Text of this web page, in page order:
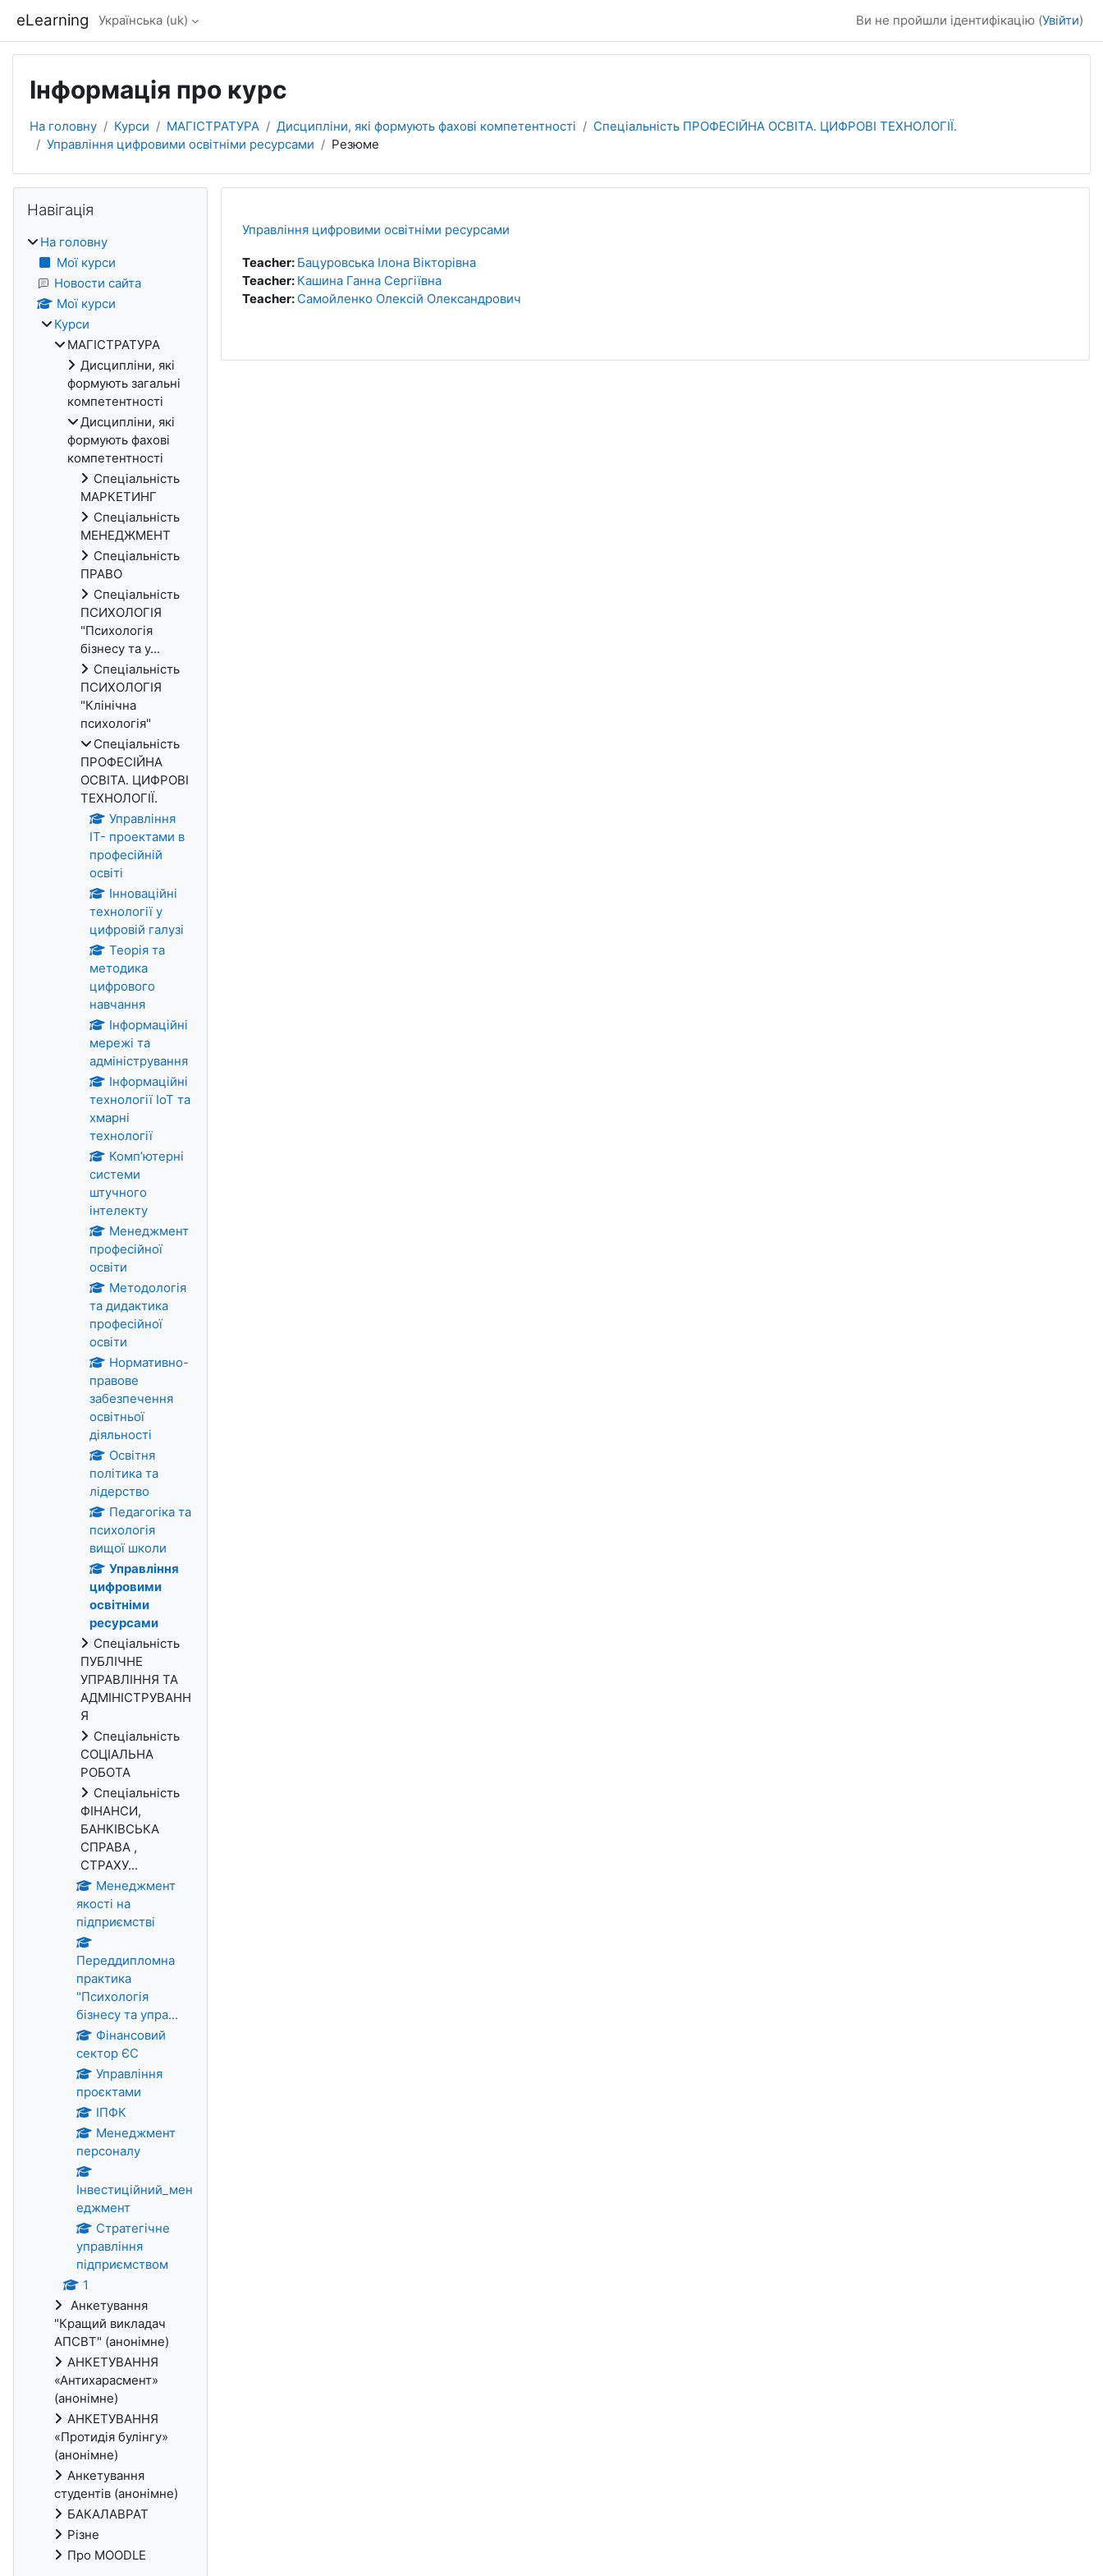
eLearning Українська ‎(uk)‎ Ви не пройшли ідентифікацію (Увійти)
Інформація про курс
На головну Курси МАГІСТРАТУРА Дисципліни, які формують фахові компетентності
Спеціальність ПРОФЕСІЙНА ОСВІТА. ЦИФРОВІ ТЕХНОЛОГІЇ.
Управління цифровими освітніми ресурсами
Резюме
Управління цифровими освітніми ресурсами
Teacher: Бацуровська Ілона Вікторівна
Teacher: Кашина Ганна Сергіївна
Teacher: Самойленко Олексій Олександрович
Блоки
Навігація
На головну
Мої курси
Новости сайта
Мої курси
Курси
МАГІСТРАТУРА
Дисципліни, які
формують загальні
компетентності
Дисципліни, які
формують фахові
компетентності
Спеціальність
МАРКЕТИНГ
Спеціальність
МЕНЕДЖМЕНТ
Спеціальність
ПРАВО
Спеціальність
ПСИХОЛОГІЯ
"Психологія
бізнесу та у...
Спеціальність
ПСИХОЛОГІЯ
"Клінічна
психологія"
Спеціальність
ПРОФЕСІЙНА
ОСВІТА. ЦИФРОВІ
ТЕХНОЛОГІЇ.
Управління
ІТ- проектами в
професійній
освіті
Інноваційні
технології у
цифровій галузі
Теорія та
методика
цифрового
навчання
Інформаційні
мережі та
адміністрування
Інформаційні
технології IoT та
хмарні
технології
Комп’ютерні
системи
штучного
інтелекту
Менеджмент
професійної
освіти
Методологія
та дидактика
професійної
освіти
Нормативно-
правове
забезпечення
освітньої
діяльності
Освітня
політика та
лідерство
Педагогіка та
психологія
вищої школи
Управління
цифровими
освітніми
ресурсами
Спеціальність
ПУБЛІЧНЕ
УПРАВЛІННЯ ТА
АДМІНІСТРУВАНН
Я
Спеціальність
СОЦІАЛЬНА
РОБОТА
Спеціальність
ФІНАНСИ,
БАНКІВСЬКА
СПРАВА ,
СТРАХУ...
Менеджмент
якості на
підприємстві
Переддипломна
практика
"Психологія
бізнесу та упра...
Фінансовий
сектор ЄС
Управління
проєктами
ІПФК
Менеджмент
персоналу
Інвестиційний_мен
еджмент
Стратегічне
управління
підприємством
1
Анкетування
"Кращий викладач
АПСВТ" (анонімне)
АНКЕТУВАННЯ
«Антихарасмент»
(анонімне)
АНКЕТУВАННЯ
«Протидія булінгу»
(анонімне)
Анкетування
студентів (анонімне)
БАКАЛАВРАТ
Різне
Про MOODLE